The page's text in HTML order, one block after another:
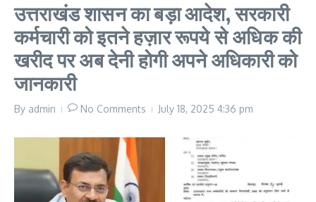
उत्तराखंड शासन का बड़ा आदेश, सरकारी
कर्मचारी को इतने हज़ार रूपये से अधिक की
खरीद पर अब देनी होगी अपने अधिकारी को
जानकारी
By admin No Comments July 18, 2025 4:36 pm